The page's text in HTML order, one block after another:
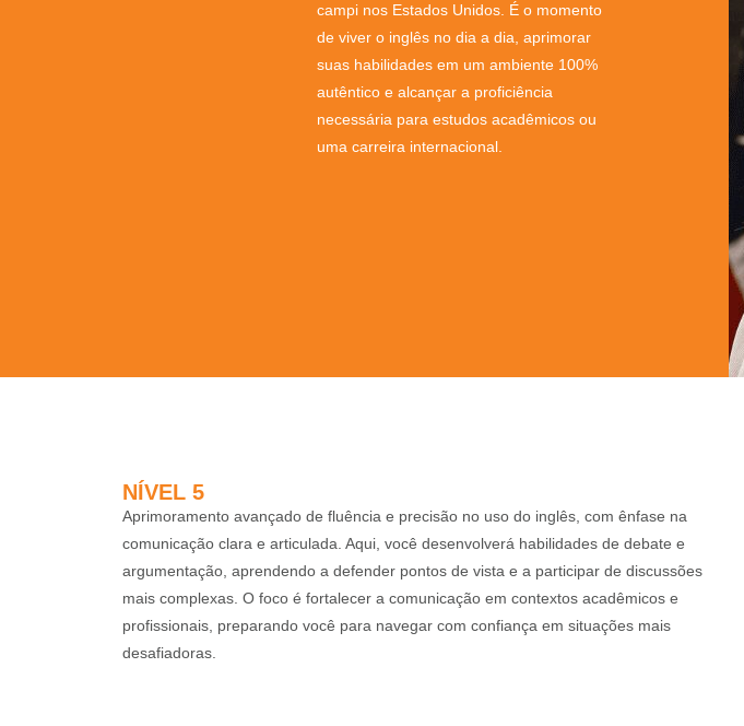
campi nos Estados Unidos. É o momento
de viver o inglês no dia a dia, aprimorar
suas habilidades em um ambiente 100%
autêntico e alcançar a proficiência
necessária para estudos acadêmicos ou
uma carreira internacional.
NÍVEL 5
Aprimoramento avançado de fluência e precisão no uso do inglês, com ênfase na
comunicação clara e articulada. Aqui, você desenvolverá habilidades de debate e
argumentação, aprendendo a defender pontos de vista e a participar de discussões
mais complexas. O foco é fortalecer a comunicação em contextos acadêmicos e
profissionais, preparando você para navegar com confiança em situações mais
desafiadoras.